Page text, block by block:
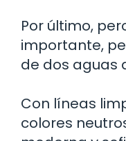
Por último,
importante,
de dos aguas
Con líneas
colores